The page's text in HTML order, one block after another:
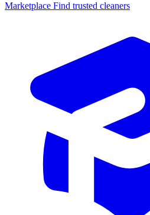
Marketplace Find trusted cleaners